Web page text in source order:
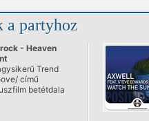
partyhoz
- Heaven
Trend
című
betétdala